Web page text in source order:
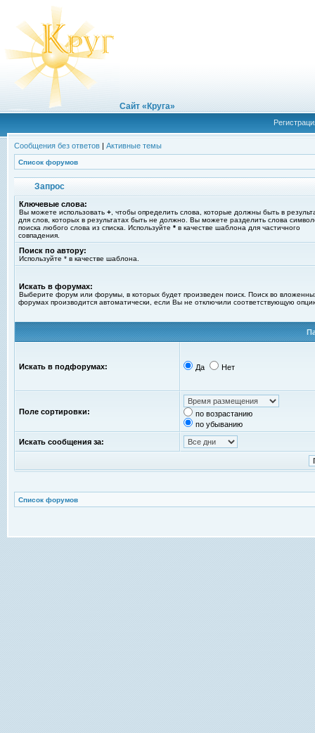
Сайт «Круга»
Сообщения без ответов | Активные темы
Список форумов
Запрос
Ключевые слова:
Вы можете использовать + , чтобы определить слова, которые должны быть в
для слов, которых в результатах быть не должно. Вы можете разделить слова
поиска любого слова из списка. Используйте * в качестве шаблона для частичного
совпадения.
Поиск по автору:
Используйте * в качестве шаблона.
Искать в форумах:
Выберите форум или форумы, в которых будет произведен поиск. Поиск во
форумах производится автоматически, если Вы не отключили соответствующую
Искать в подфорумах: Да Нет
Поле сортировки:
по возрастанию
по убыванию
Искать сообщения за:
Список форумов